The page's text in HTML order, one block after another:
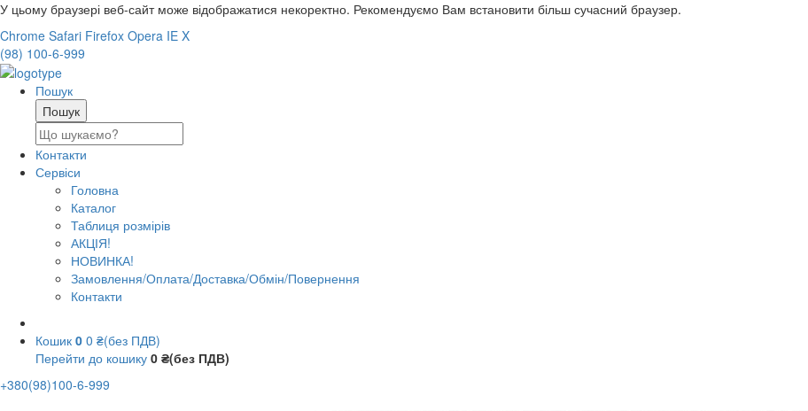
У цьому браузері веб-сайт може відображатися некоректно. Рекомендуємо Вам встановити більш сучасний браузер.
Chrome Safari Firefox Opera IE X
(98) 100-6-999
Пошук
Контакти
Сервіси
Головна
Каталог
Таблиця розмірів
АКЦІЯ!
НОВИНКА!
Замовлення/Оплата/Доставка/Обмін/Повернення
Контакти
Кошик 0 0 ₴(без ПДВ)
Перейти до кошику 0 ₴(без ПДВ)
+380(98)100-6-999